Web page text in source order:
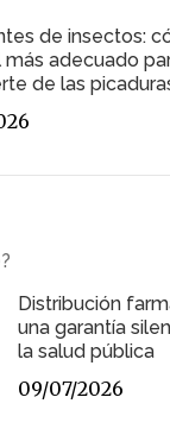
de insectos:
más adecuado
de las
Distribución
una garantía
la salud pública
09/07/2026